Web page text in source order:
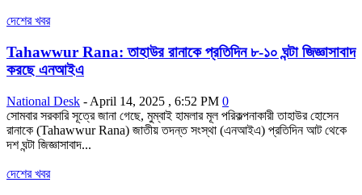
দেশের খবর
Tahawwur Rana: তাহাউর রানাকে প্রতিদিন ৮-১০ ঘন্টা জিজ্ঞাসাবাদ
করছে এনআইএ
National Desk - April 14, 2025 , 6:52 PM 0
সোমবার সরকারি সূত্রে জানা গেছে, মুম্বাই হামলার মূল পরিকল্পনাকারী তাহাউর হোসেন
রানাকে (Tahawwur Rana) জাতীয় তদন্ত সংস্থা (এনআইএ) প্রতিদিন আট থেকে
দশ ঘন্টা জিজ্ঞাসাবাদ...
দেশের খবর